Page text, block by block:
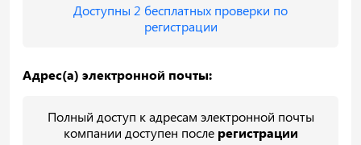
Доступны 2 бесплатных проверки по
регистрации
Адрес(а) электронной почты:
Полный доступ к адресам электронной почты
компании доступен после регистрации